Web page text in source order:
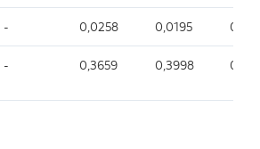
- 0,0258 0,0195
- 0,3659 0,3998